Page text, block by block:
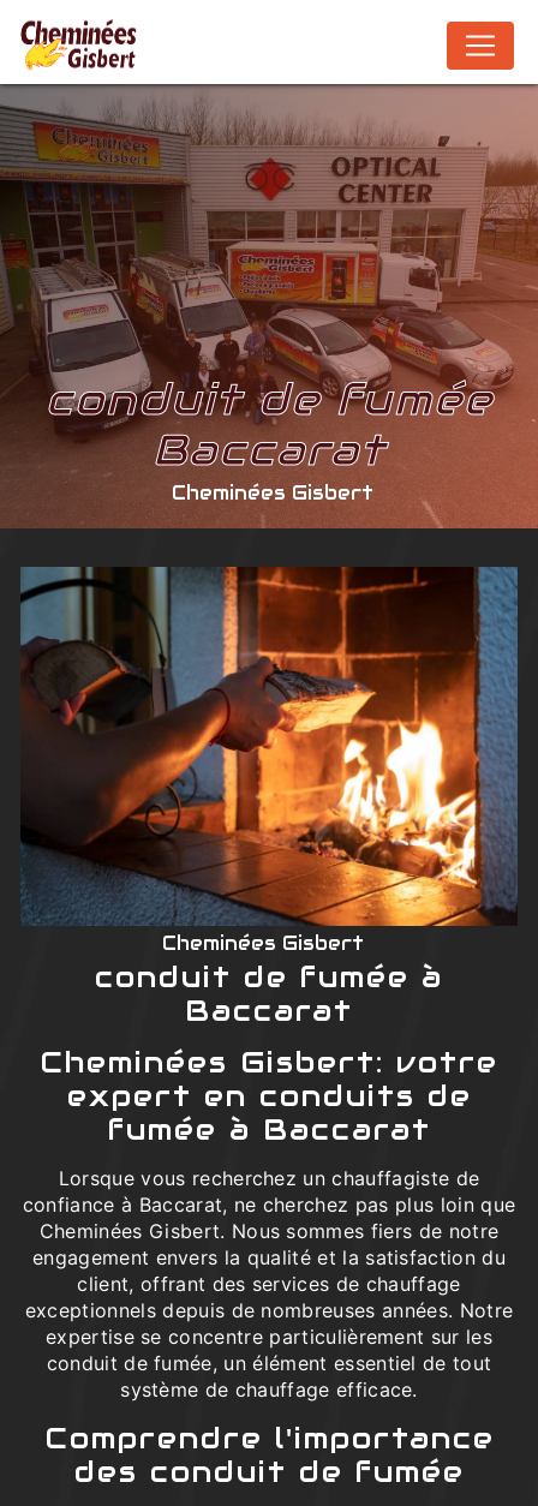
conduit de fumée
Baccarat
Cheminées Gisbert
Cheminées Gisbert
conduit de fumée à
Baccarat
Cheminées Gisbert: votre
expert en conduits de
fumée à Baccarat
Lorsque vous recherchez un chauffagiste de
confiance à Baccarat, ne cherchez pas plus loin que
Cheminées Gisbert. Nous sommes fiers de notre
engagement envers la qualité et la satisfaction du
client, offrant des services de chauffage
exceptionnels depuis de nombreuses années. Notre
expertise se concentre particulièrement sur les
conduit de fumée, un élément essentiel de tout
système de chauffage efficace.
Comprendre l'importance
des conduit de fumée